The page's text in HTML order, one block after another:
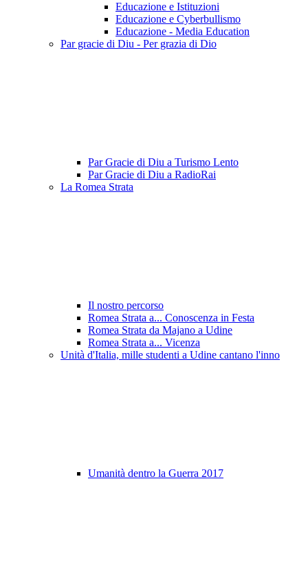
Educazione e Istituzioni
Educazione e Cyberbullismo
Educazione - Media Education
Par gracie di Diu - Per grazia di Dio
Par Gracie di Diu a Turismo Lento
Par Gracie di Diu a RadioRai
La Romea Strata
Il nostro percorso
Romea Strata a... Conoscenza in Festa
Romea Strata da Majano a Udine
Romea Strata a... Vicenza
Unità d'Italia, mille studenti a Udine cantano l'inno
Umanità dentro la Guerra 2017